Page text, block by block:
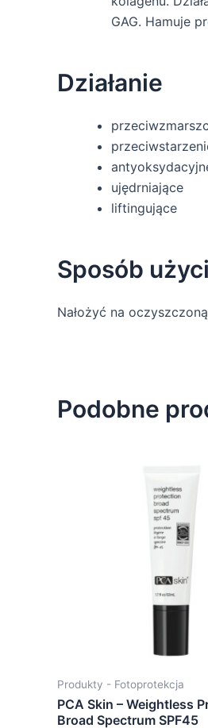
GAG. Hamuje
Działanie
ujędrniające
liftingujące
Sposób
Nałożyć na
Podobne
Produkty - Fotoprotekcja
PCA Skin – Weightless
Broad Spectrum SPF45